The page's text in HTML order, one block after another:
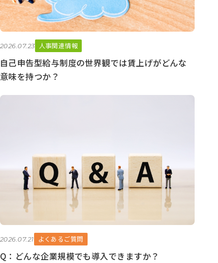
2026.07.23 人事関連情報
自己申告型給与制度の世界観では賃上げがどんな
意味を持つか？
2026.07.21 よくあるご質問
Q：どんな企業規模でも導入できますか？